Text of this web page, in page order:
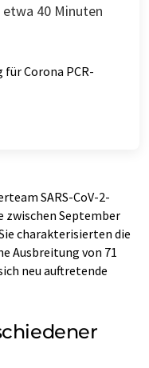
40 Minuten
Corona PCR-
SARS-CoV-2-
zwischen September
charakterisierten die
Ausbreitung von 71
neu auftretende